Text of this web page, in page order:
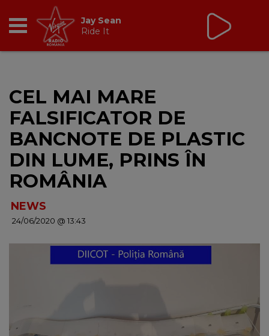
BREAKFAST
TIC TALK
CÂȘTIGĂ
DANCEFLOOR CHART
RADIO ACADEMY
CONTUL MEU
Weekend
08:00 - 12:00
CEL MAI MARE
FALSIFICATOR DE
BANCNOTE DE PLASTIC
DIN LUME, PRINS ÎN
ROMÂNIA
NEWS
24/06/2020 @ 13:43